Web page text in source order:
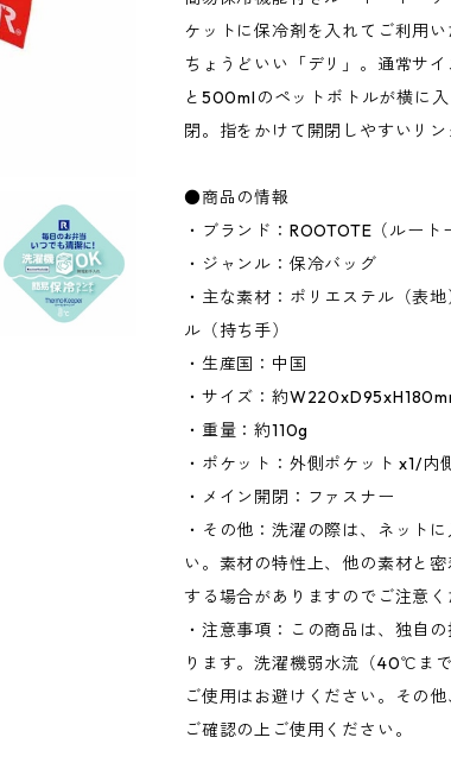
ケットに保冷剤を入れてご利用
ちょうどいい「デリ」。通常サ
と500mlのペットボトルが横に
閉。指をかけて開閉しやすいリン
●商品の情報
・ブランド：ROOTOTE（ルー
・ジャンル：保冷バッグ
・主な素材：ポリエステル（表
ル（持ち手）
・生産国：中国
・サイズ：約
・重量：約110g
・ポケット：外側ポケット x1/内
・メイン開閉：ファスナー
・その他：洗濯の際は、ネット
い。素材の特性上、他の素材と
する場合がありますのでご注意く
・注意事項：この商品は、独自
ります。洗濯機弱水流（40℃ま
ご使用はお避けください。その
ご確認の上ご使用ください。